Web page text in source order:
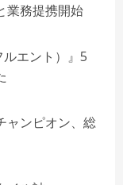
業務提携開始
エント）』5
ャンピオン、総